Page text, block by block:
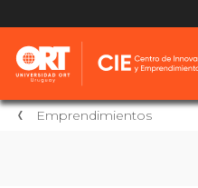
Emprendimientos